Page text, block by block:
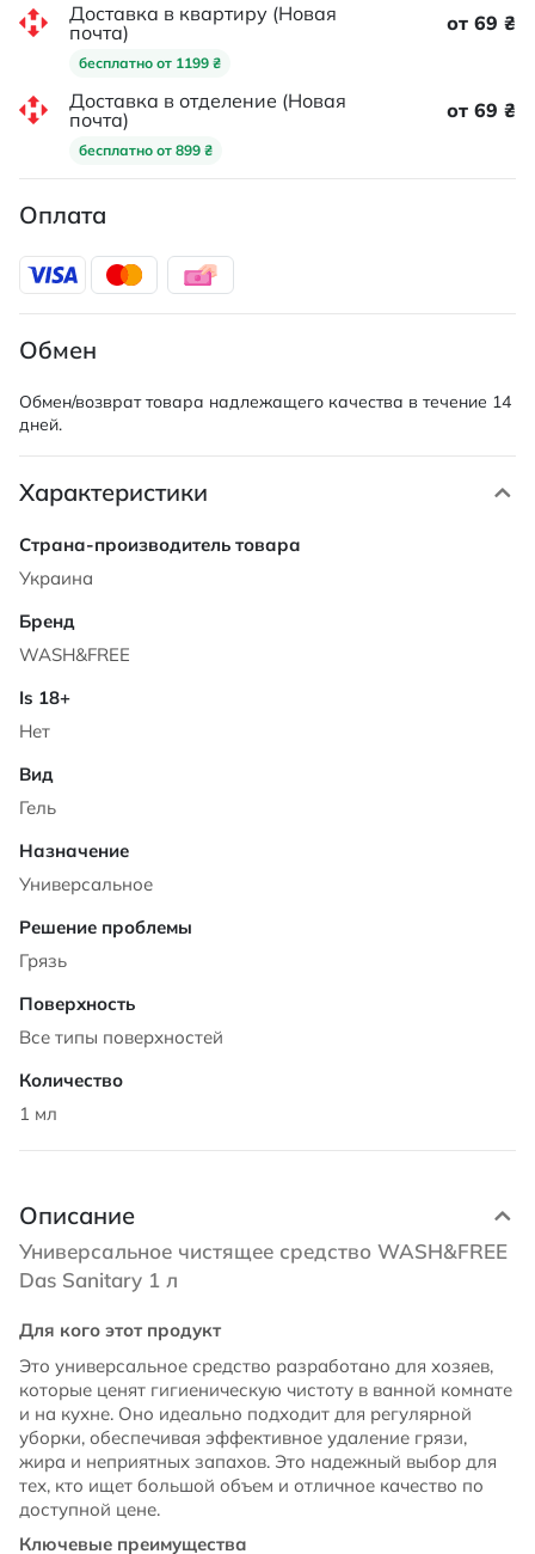
Доставка в квартиру (Новая
почта)
бесплатно от 1199 ₴
от 69 ₴
Доставка в отделение (Новая
почта)
бесплатно от 899 ₴
от 69 ₴
Оплата
Обмен
Обмен/возврат товара надлежащего качества в течение 14
дней.
Характеристики
Характеристики
Украина
WASH&FREE
Нет
Гель
Универсальное
Грязь
Все типы поверхностей
1 мл
Описание
Универсальное чистящее средство WASH&FREE
Das Sanitary 1 л
Для кого этот продукт
Это универсальное средство разработано для хозяев,
которые ценят гигиеническую чистоту в ванной комнате
и на кухне. Оно идеально подходит для регулярной
уборки, обеспечивая эффективное удаление грязи,
жира и неприятных запахов. Это надежный выбор для
тех, кто ищет большой объем и отличное качество по
доступной цене.
Ключевые преимущества